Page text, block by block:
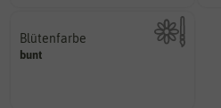
Blütenfarbe
bunt
Kann auch mehrfarbig sein.